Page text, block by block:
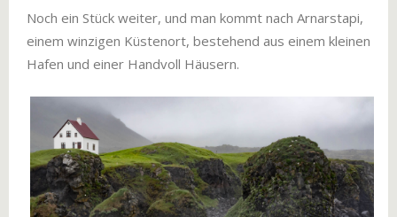
Noch ein Stück weiter, und man kommt nach Arnarstapi,
einem winzigen Küstenort, bestehend aus einem kleinen
Hafen und einer Handvoll Häusern.